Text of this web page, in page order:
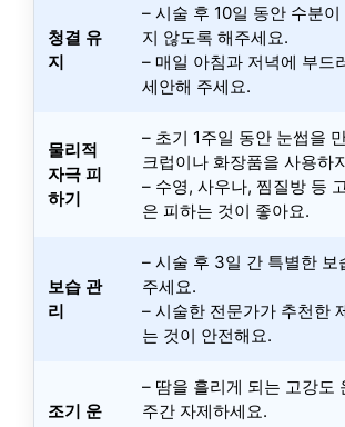
청결 유
지
– 시술 후 10일 동안 수분
지 않도록 해주세요.
– 매일 아침과 저녁에 부드
세안해 주세요.
물리적
자극 피
하기
– 초기 1주일 동안 눈썹을
크럽이나 화장품을 사용하
– 수영, 사우나, 찜질방 등
은 피하는 것이 좋아요.
보습 관
리
– 시술 후 3일 간 특별한 보
주세요.
– 시술한 전문가가 추천한
는 것이 안전해요.
조기 운
– 땀을 흘리게 되는 고강도
주간 자제하세요.